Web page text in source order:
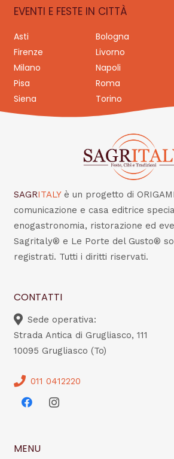
EVENTI E FESTE IN CITTÀ
Asti Bologna
Firenze
Livorno
Milano
Napoli
Pisa
Roma
Siena
Torino
SAGRITALY è un progetto di
comunicazione e casa editrice
enogastronomia, ristorazione ed
Sagritaly® e Le Porte del Gusto®
registrati. Tutti i diritti riservati.
CONTATTI
Sede operativa:
Strada Antica di Grugliasco, 111
10095 Grugliasco (To)
011 0412220
MENU